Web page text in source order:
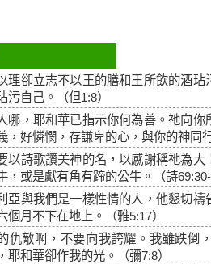
理卻立志不以王的膳和王所飲的酒玷
污自己。（但1:8）
哪，耶和華已指示你何為善。祂向你
，好憐憫，存謙卑的心，與你的神同
以詩歌讚美神的名，以感謝稱祂為大
，或是獻有角有蹄的公牛。（詩
亞與我們是一樣性情的人，他懇切禱
個月不下在地上。（雅5:17）
仇敵啊，不要向我誇耀。我雖跌倒
耶和華卻作我的光。（彌7:8）